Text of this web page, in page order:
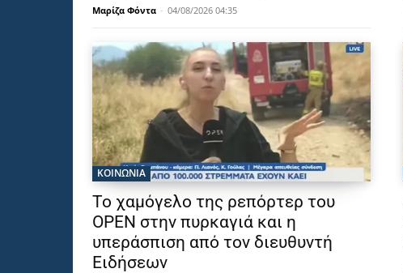
Μαρίζα Φόντα - 04/08/2026 04:35
ΚΟΙΝΩΝΙΑ
Το χαμόγελο της ρεπόρτερ του
OPEN στην πυρκαγιά και η
υπεράσπιση από τον διευθυντή
Ειδήσεων